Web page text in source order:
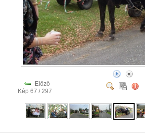
Előző
Kép 67 / 297